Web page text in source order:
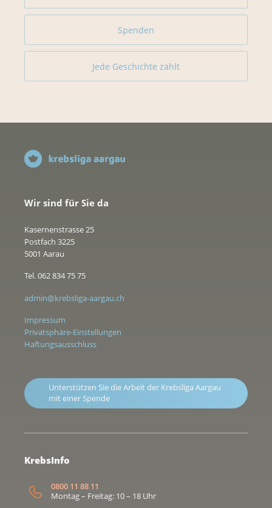
Spenden
Jede Geschichte zählt
Wir sind für Sie da
Kasernenstrasse 25
Postfach 3225
5001 Aarau
Tel. 062 834 75 75
admin@krebsliga-aargau.ch
Impressum
Privatsphäre-Einstellungen
Haftungsausschluss
Unterstützen Sie die Arbeit der Krebsliga Aargau
mit einer Spende
KrebsInfo
0800 11 88 11
Montag – Freitag: 10 – 18 Uhr